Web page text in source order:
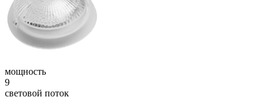
мощность
9
световой поток